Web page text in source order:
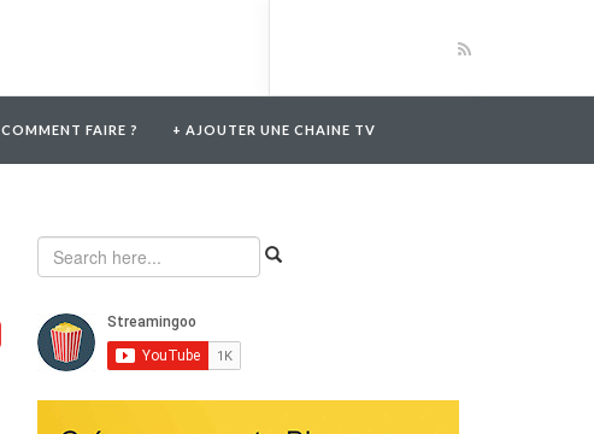
COMMENT FAIRE ? + AJOUTER UNE CHAINE TV